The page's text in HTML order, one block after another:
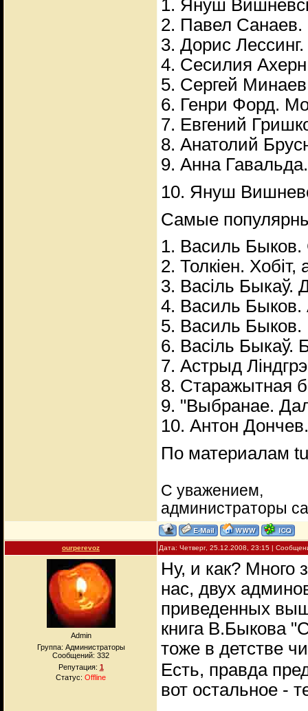
1. Януш
2. Павел Санаев.
3. Дорис
4. Сесилия
5. Сергей
6. Генри Форд.
7. Евгений
8. Анатолий
9. Анна
10. Януш
Самые
1. Василь Быков.
2. Толкiен. Хобiт,
3. Васiль Быкаў.
4. Василь Быков.
5. Василь
6. Васiль Быкаў.
7. Астрыд
8. Старажытная
9. "Выбранае.
10. Антон
По материалам
С уважением,
администраторы
ourperevoz Дата: Четверг, 25.12.2008, 23:15 |
Admin
Группа: Администраторы
Сообщений: 332
Репутация: 1
Статус: Offline
Ну, и как?
нас, двух
приведенных
книга В.Быкова
тоже в детстве
Есть, правда
вот остальное -